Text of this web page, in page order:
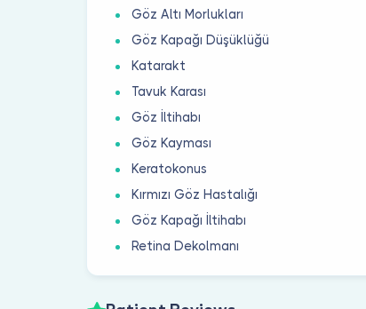
Göz Altı Morlukları
Göz Kapağı Düşüklüğü
Katarakt
Tavuk Karası
Göz İltihabı
Göz Kayması
Keratokonus
Kırmızı Göz Hastalığı
Göz Kapağı İltihabı
Retina Dekolmanı